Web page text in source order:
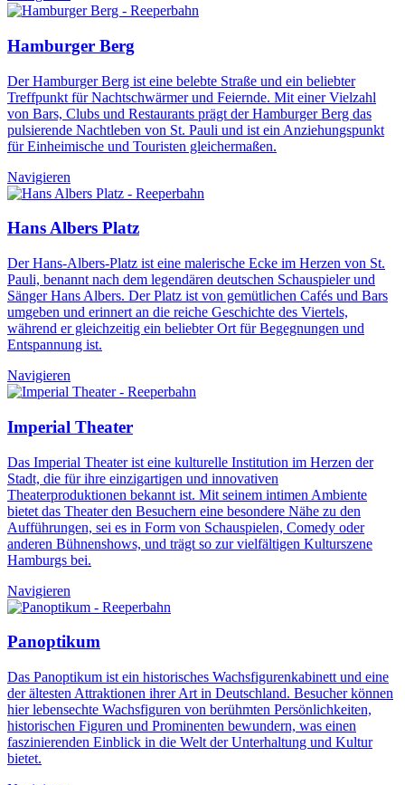
Hamburger Berg
Der Hamburger Berg ist eine belebte Straße und ein beliebter
Treffpunkt für Nachtschwärmer und Feiernde. Mit einer Vielzahl
von Bars, Clubs und Restaurants prägt der Hamburger Berg das
pulsierende Nachtleben von St. Pauli und ist ein Anziehungspunkt
für Einheimische und Touristen gleichermaßen.
Navigieren
Hans Albers Platz
Der Hans-Albers-Platz ist eine malerische Ecke im Herzen von St.
Pauli, benannt nach dem legendären deutschen Schauspieler und
Sänger Hans Albers. Der Platz ist von gemütlichen Cafés und Bars
umgeben und erinnert an die reiche Geschichte des Viertels,
während er gleichzeitig ein beliebter Ort für Begegnungen und
Entspannung ist.
Navigieren
Imperial Theater
Das Imperial Theater ist eine kulturelle Institution im Herzen der
Stadt, die für ihre einzigartigen und innovativen
Theaterproduktionen bekannt ist. Mit seinem intimen Ambiente
bietet das Theater den Besuchern eine besondere Nähe zu den
Aufführungen, sei es in Form von Schauspielen, Comedy oder
anderen Bühnenshows, und trägt so zur vielfältigen Kulturszene
Hamburgs bei.
Navigieren
Panoptikum
Das Panoptikum ist ein historisches Wachsfigurenkabinett und eine
der ältesten Attraktionen ihrer Art in Deutschland. Besucher können
hier lebensechte Wachsfiguren von berühmten Persönlichkeiten,
historischen Figuren und Prominenten bewundern, was einen
faszinierenden Einblick in die Welt der Unterhaltung und Kultur
bietet.